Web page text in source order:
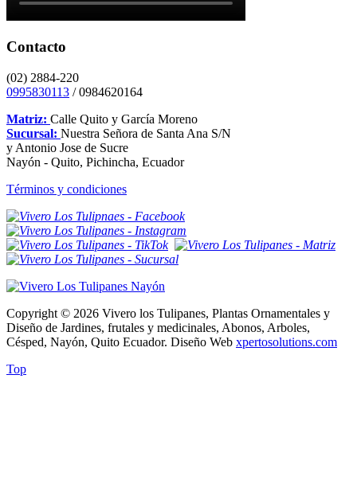
Contacto
(02) 2884-220
0995830113 / 0984620164
Matriz: Calle Quito y García Moreno
Sucursal: Nuestra Señora de Santa Ana S/N
y Antonio Jose de Sucre
Nayón - Quito, Pichincha, Ecuador
Términos y condiciones
Copyright © 2026 Vivero los Tulipanes, Plantas Ornamentales y
Diseño de Jardines, frutales y medicinales, Abonos, Arboles,
Césped, Nayón, Quito Ecuador. Diseño Web xpertosolutions.com
Top